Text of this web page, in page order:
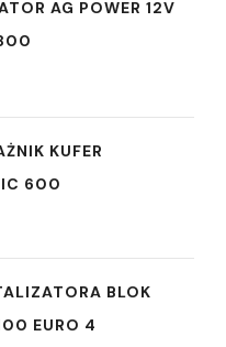
AG POWER 12V
KUFER
600
BLOK
EURO 4